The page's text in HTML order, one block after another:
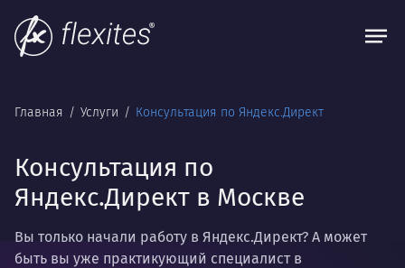
Главная Услуги Консультация по Яндекс.Директ
Консультация по
Яндекс.Директ в Москве
Вы только начали работу в Яндекс.Директ? А может
быть вы уже практикующий специалист в